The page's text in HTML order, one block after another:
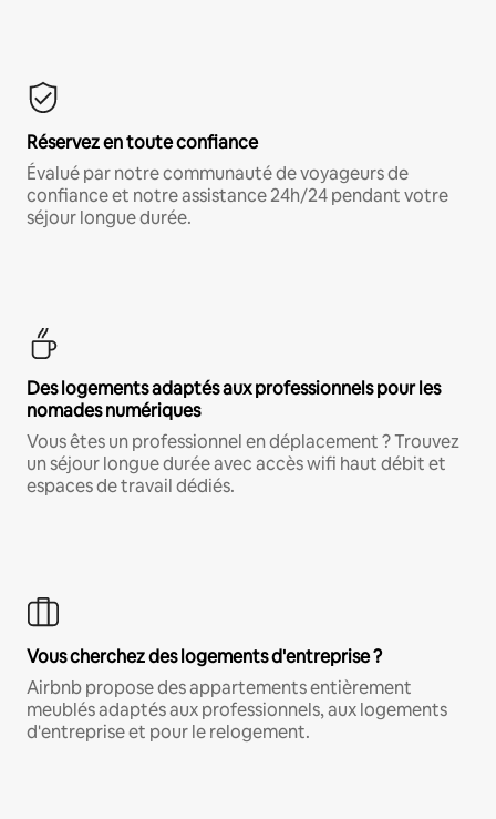
Réservez en toute confiance
Évalué par notre communauté de voyageurs de
confiance et notre assistance 24h/24 pendant votre
séjour longue durée.
Des logements adaptés aux professionnels pour les
nomades numériques
Vous êtes un professionnel en déplacement ? Trouvez
un séjour longue durée avec accès wifi haut débit et
espaces de travail dédiés.
Vous cherchez des logements d'entreprise ?
Airbnb propose des appartements entièrement
meublés adaptés aux professionnels, aux logements
d'entreprise et pour le relogement.